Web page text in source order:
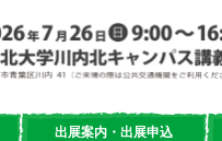
出展案内・出展申込